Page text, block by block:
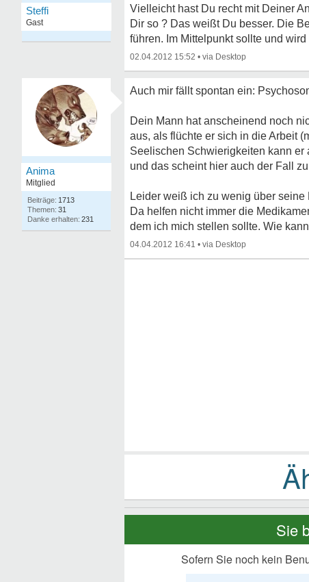
Steffi
Gast
Vielleicht hast Du recht mit Deiner
Dir so ? Das weißt Du besser. Die
führen. Im Mittelpunkt sollte und
02.04.2012 15:52 •
Anima
Mitglied
1713
31
231
Auch mir fällt spontan ein:
Dein Mann hat anscheinend noch
aus, als flüchte er sich in die Arbeit
Seelischen Schwierigkeiten kann er
und das scheint hier auch der Fall
Leider weiß ich zu wenig über
Da helfen nicht immer die
dem ich mich stellen sollte. Wie
04.04.2012 16:41 •
Sie
Sofern Sie noch kein